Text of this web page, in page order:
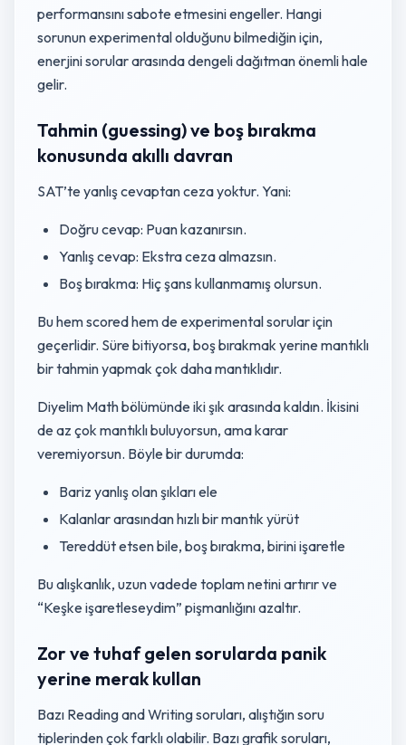
performansını sabote etmesini engeller. Hangi
sorunun experimental olduğunu bilmediğin için,
enerjini sorular arasında dengeli dağıtman önemli hale
gelir.
Tahmin (guessing) ve boş bırakma
konusunda akıllı davran
SAT’te yanlış cevaptan ceza yoktur. Yani:
Doğru cevap: Puan kazanırsın.
Yanlış cevap: Ekstra ceza almazsın.
Boş bırakma: Hiç şans kullanmamış olursun.
Bu hem scored hem de experimental sorular için
geçerlidir. Süre bitiyorsa, boş bırakmak yerine mantıklı
bir tahmin yapmak çok daha mantıklıdır.
Diyelim Math bölümünde iki şık arasında kaldın. İkisini
de az çok mantıklı buluyorsun, ama karar
veremiyorsun. Böyle bir durumda:
Bariz yanlış olan şıkları ele
Kalanlar arasından hızlı bir mantık yürüt
Tereddüt etsen bile, boş bırakma, birini işaretle
Bu alışkanlık, uzun vadede toplam netini artırır ve
“Keşke işaretleseydim” pişmanlığını azaltır.
Zor ve tuhaf gelen sorularda panik
yerine merak kullan
Bazı Reading and Writing soruları, alıştığın soru
tiplerinden çok farklı olabilir. Bazı grafik soruları,